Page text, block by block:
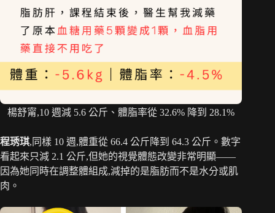
楊舒甯,10 週減 5.6 公斤、體脂率從 32.6% 降到 28.1%
程琇琪,同樣 10 週,體重從 66.4 公斤降到 64.3 公斤。數字
看起來只減 2.1 公斤,但她的視覺體態改變非常明顯——
因為她同時在調整體組成,減掉的是脂肪而不是水分或肌
肉。